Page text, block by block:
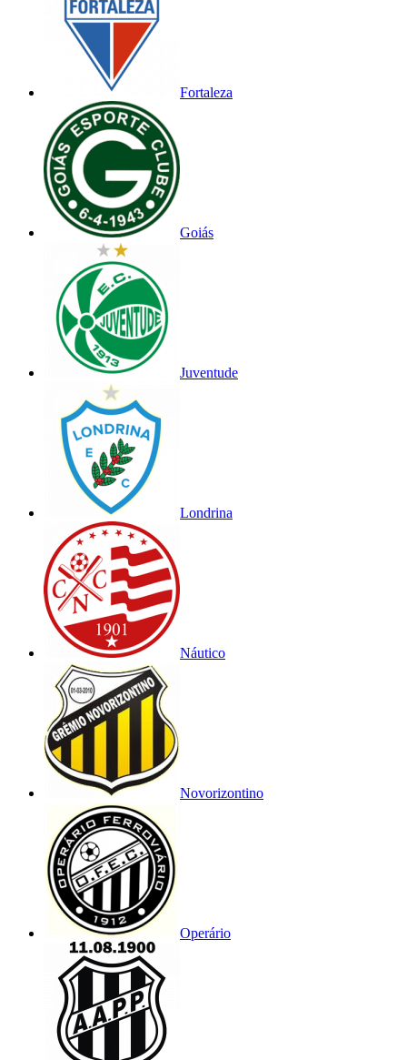
Fortaleza
Goiás
Juventude
Londrina
Náutico
Novorizontino
Operário